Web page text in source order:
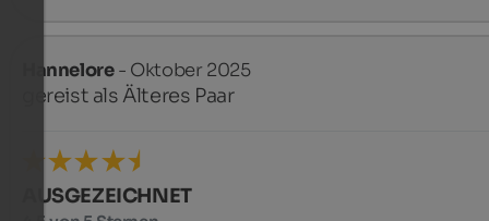
Hannelore- Oktober 2025
gereist als Älteres Paar
AUSGEZEICHNET